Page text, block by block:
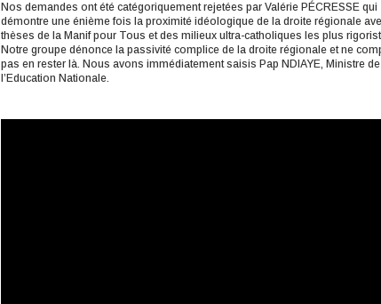
Nos demandes ont été catégoriquement rejetées par Valérie PÉCRESSE qui
démontre une énième fois la proximité idéologique de la droite régionale
thèses de la Manif pour Tous et des milieux ultra-catholiques les plus
Notre groupe dénonce la passivité complice de la droite régionale et ne
pas en rester là. Nous avons immédiatement saisis Pap NDIAYE, Ministre de
l’Education Nationale.